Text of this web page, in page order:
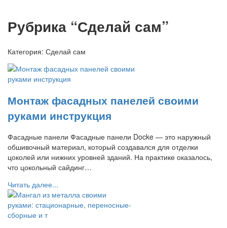
Рубрика “Сделай сам”
Категория: Сделай сам
Монтаж фасадных панелей своими
руками инструкция
Фасадные панели Фасадные панели Docke — это наружный
обшивочный материал, который создавался для отделки
цоколей или нижних уровней зданий. На практике оказалось,
что цокольный сайдинг…
Читать далее...